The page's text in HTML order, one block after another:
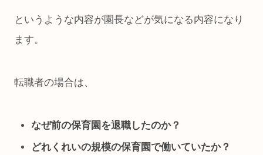
というような内容が園長などが気になる内容になり
ます。
転職者の場合は、
なぜ前の保育園を退職したのか？
どれくれいの規模の保育園で働いていたか？